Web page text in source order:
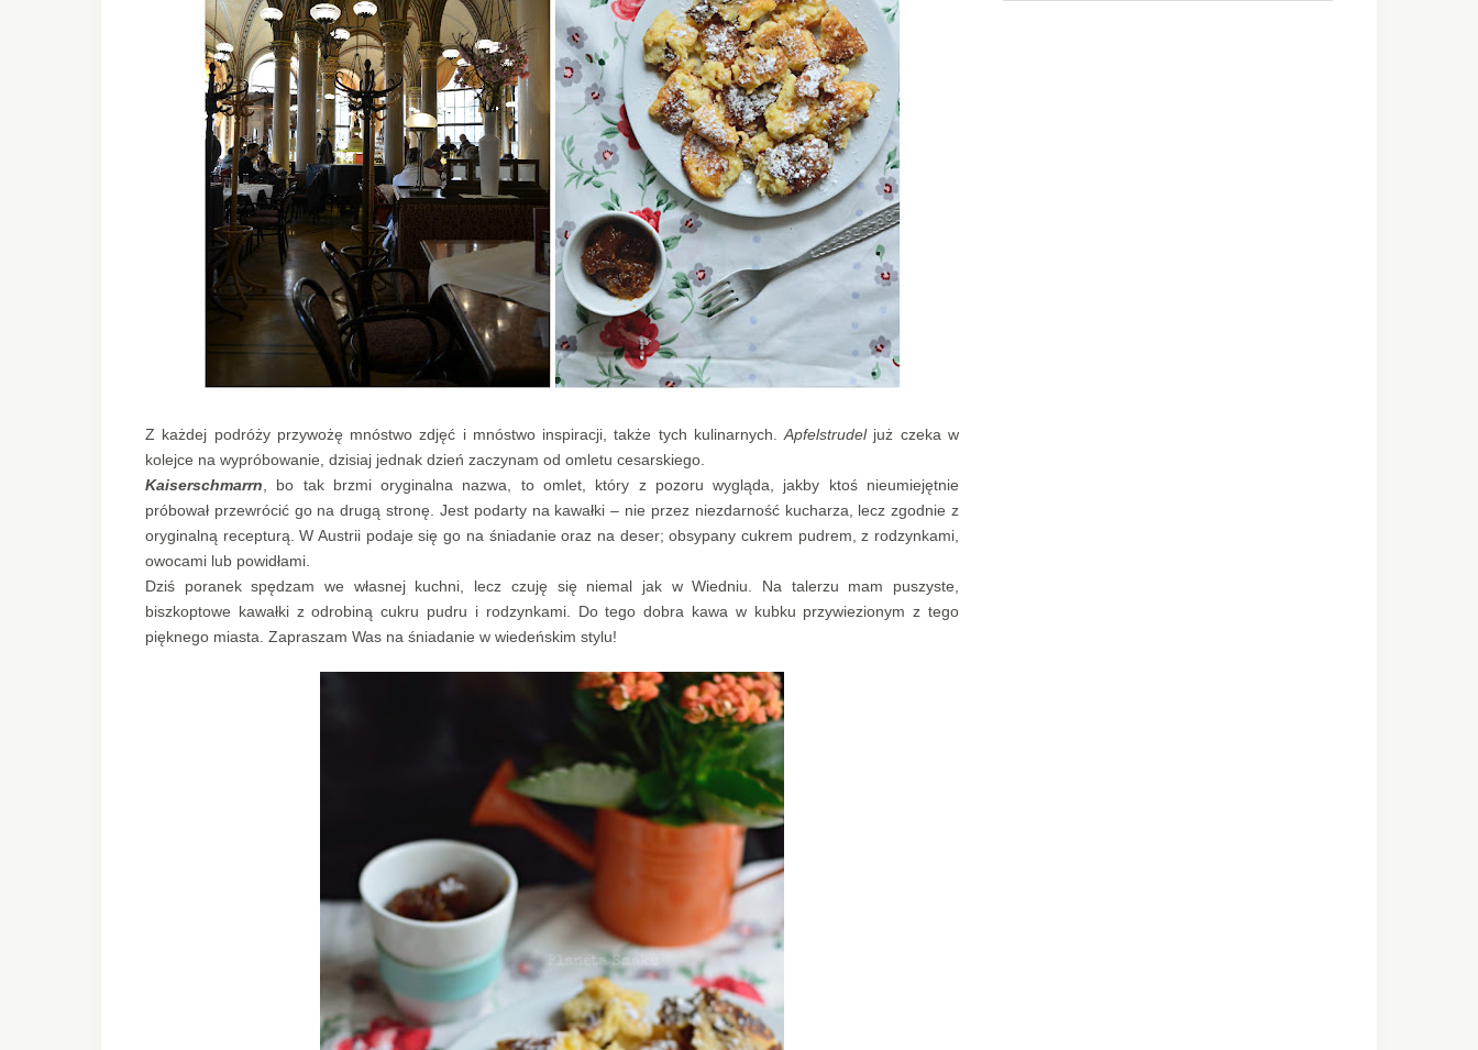
Z każdej podróży przywożę mnóstwo zdjęć i mnóstwo inspiracji, także tych kulinarnych.Apfelstrudeljuż czeka w
kolejce na wypróbowanie, dzisiaj jednak dzień zaczynam od omletu cesarskiego.
Kaiserschmarrn , bo tak brzmi oryginalna nazwa, to omlet, który z pozoru wygląda, jakby ktoś nieumiejętnie
próbował przewrócić go na drugą stronę. Jest podarty na kawałki – nie przez niezdarność kucharza, lecz zgodnie z
oryginalną recepturą. W Austrii podaje się go na śniadanie oraz na deser; obsypany cukrem pudrem, z rodzynkami,
owocami lub powidłami.
Dziś poranek spędzam we własnej kuchni, lecz czuję się niemal jak w Wiedniu. Na talerzu mam puszyste,
biszkoptowe kawałki z odrobiną cukru pudru i rodzynkami. Do tego dobra kawa w kubku przywiezionym z tego
pięknego miasta. Zapraszam Was na śniadanie w wiedeńskim stylu!